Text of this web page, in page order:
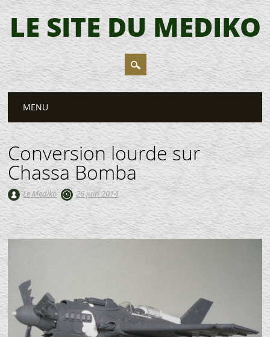
LE SITE DU MEDIKO
Main menu
to
content
MENU
Conversion lourde sur
Chassa Bomba
Le Mediko 26 juin 2014